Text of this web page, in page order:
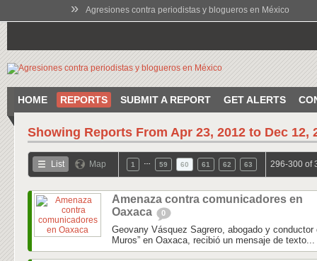
» Agresiones contra periodistas y blogueros en México
HOME REPORTS SUBMIT A REPORT GET ALERTS
Showing Reports From Apr 23, 2012 to Dec 12,
List Map 1 59 60 61 62 63 296-300 of
Amenaza contra comunicadores en
Oaxaca
0
Geovany Vásquez Sagrero, abogado y conductor
Muros” en Oaxaca, recibió un mensaje de texto...